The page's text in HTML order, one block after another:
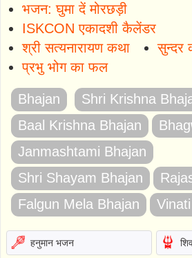
भजन: घुमा दें मोरछड़ी
ISKCON एकादशी कैलेंडर
श्री सत्यनारायण कथा
सुन्दर
प्रभु भोग का फल
Bhajan Shri Krishna
Baal Krishna Bhajan
Janmashtami Bhajan
Shri Shayam Bhajan
Falgun Mela Bhajan
हनुमान भजन